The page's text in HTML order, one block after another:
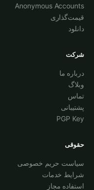
Anonymous Accounts
قیمت‌گذاری
دانلود
شرکت
درباره ما
وبلاگ
تماس
پشتیبانی
PGP Key
حقوقی
سیاست حریم خصوصی
شرایط خدمات
استفاده مجاز